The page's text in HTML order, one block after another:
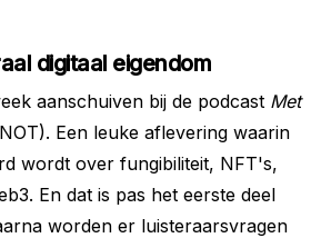
digitaal eigendom
aanschuiven bij de podcast Met
Een leuke aflevering waarin
wordt over fungibiliteit, NFT's,
En dat is pas het eerste deel
worden er luisteraarsvragen